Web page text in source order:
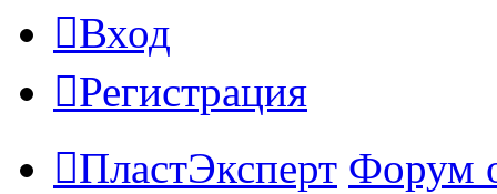
Вход
Регистрация
ПластЭксперт Форум